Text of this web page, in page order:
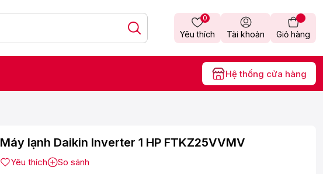
Yêu thích
0
Tài khoản Giỏ hàng
Hệ thống cửa hàng
Máy lạnh Daikin Inverter 1 HP FTKZ25VVMV
Yêu thích
So sánh